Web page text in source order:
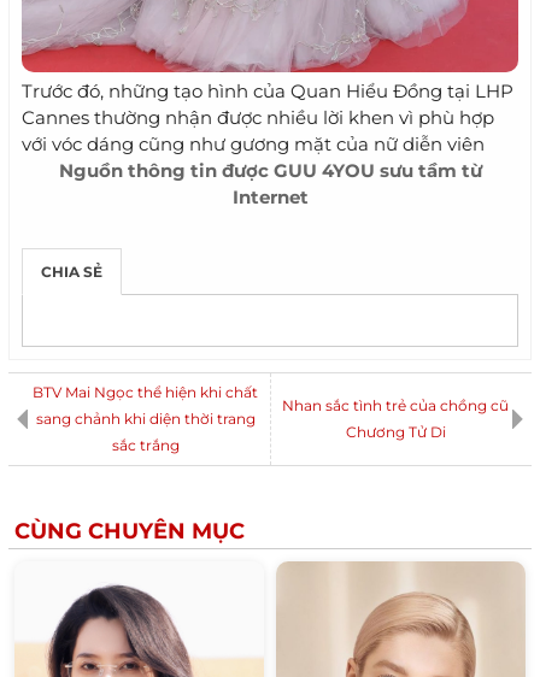
Trước đó, những tạo hình của Quan Hiểu Đồng tại LHP
Cannes thường nhận được nhiều lời khen vì phù hợp
với vóc dáng cũng như gương mặt của nữ diễn viên
Nguồn thông tin được GUU 4YOU sưu tầm từ
Internet
CHIA SẺ
BTV Mai Ngọc thể hiện khi chất
sang chảnh khi diện thời trang
sắc trắng
Nhan sắc tình trẻ của chồng cũ
Chương Tử Di
CÙNG CHUYÊN MỤC